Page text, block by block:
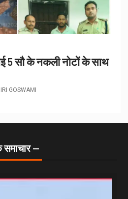
5 सौ के नकली नोटों के साथ
GOSWAMI
समाचार —